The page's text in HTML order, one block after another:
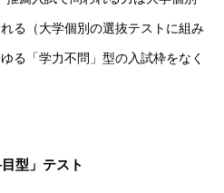
る（大学個別の選抜テストに組み
る「学力不問」型の入試枠をなく
型」テスト